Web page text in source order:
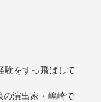
験をすっ飛ばして
の演出家・嶋崎で